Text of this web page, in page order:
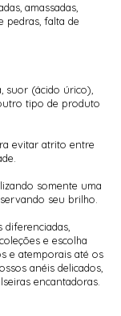
amassadas,
pedras, falta de
suor (ácido úrico),
tipo de produto
evitar atrito entre
somente uma
seu brilho.
e escolha
e atemporais até os
anéis delicados,
encantadoras.